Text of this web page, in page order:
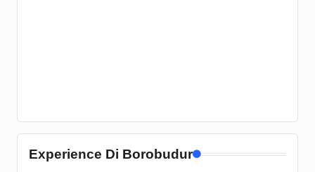
Experience Di Borobudur